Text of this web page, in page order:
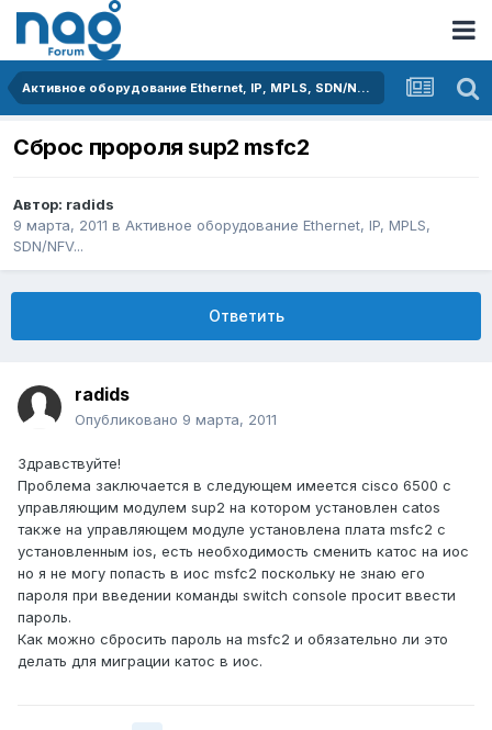
Активное оборудование Ethernet, IP, MPLS, SDN/NFV...
Сброс пророля sup2 msfc2
Автор: radids
9 марта, 2011 в Активное оборудование Ethernet, IP, MPLS,
SDN/NFV...
Ответить
radids
Опубликовано 9 марта, 2011
Здравствуйте!
Проблема заключается в следующем имеется cisco 6500 с
управляющим модулем sup2 на котором установлен catos
также на управляющем модуле установлена плата msfc2 с
установленным ios, есть необходимость сменить катос на иос
но я не могу попасть в иос msfc2 поскольку не знаю его
пароля при введении команды switch console просит ввести
пароль.
Как можно сбросить пароль на msfc2 и обязательно ли это
делать для миграции катос в иос.